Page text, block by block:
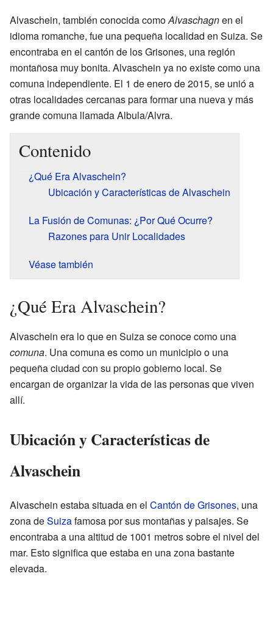
Alvaschein, también conocida comoAlvaschagnen el
idioma romanche, fue una pequeña localidad en Suiza. Se
encontraba en el cantón de los Grisones, una región
montañosa muy bonita. Alvaschein ya no existe como una
comuna independiente. El 1 de enero de 2015, se unió a
otras localidades cercanas para formar una nueva y más
grande comuna llamada Albula/Alvra.
Contenido
¿Qué Era Alvaschein?
Ubicación y Características de Alvaschein
La Fusión de Comunas: ¿Por Qué Ocurre?
Razones para Unir Localidades
Véase también
¿Qué Era Alvaschein?
Alvaschein era lo que en Suiza se conoce como una
comuna. Una comuna es como un municipio o una
pequeña ciudad con su propio gobierno local. Se
encargan de organizar la vida de las personas que viven
allí.
Ubicación y Características de
Alvaschein
Alvaschein estaba situada en el Cantón de Grisones, una
zona deSuizafamosa por sus montañas y paisajes. Se
encontraba a una altitud de 1001 metros sobre el nivel del
mar. Esto significa que estaba en una zona bastante
elevada.